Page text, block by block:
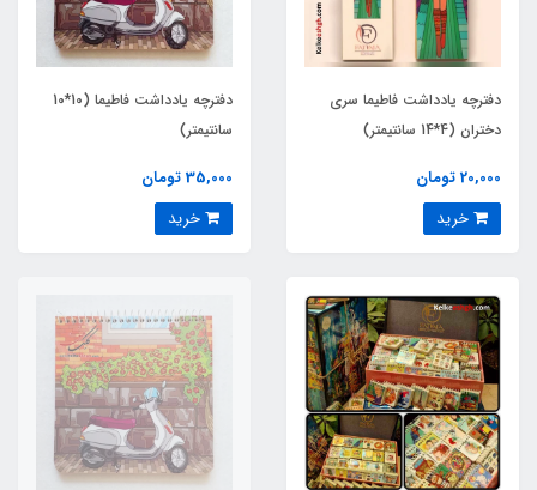
دفترچه یادداشت فاطیما سری
دختران (4*14 سانتیمتر)
20,000 تومان
دفترچه یادداشت فاطیما (10*10
سانتیمتر)
35,000 تومان